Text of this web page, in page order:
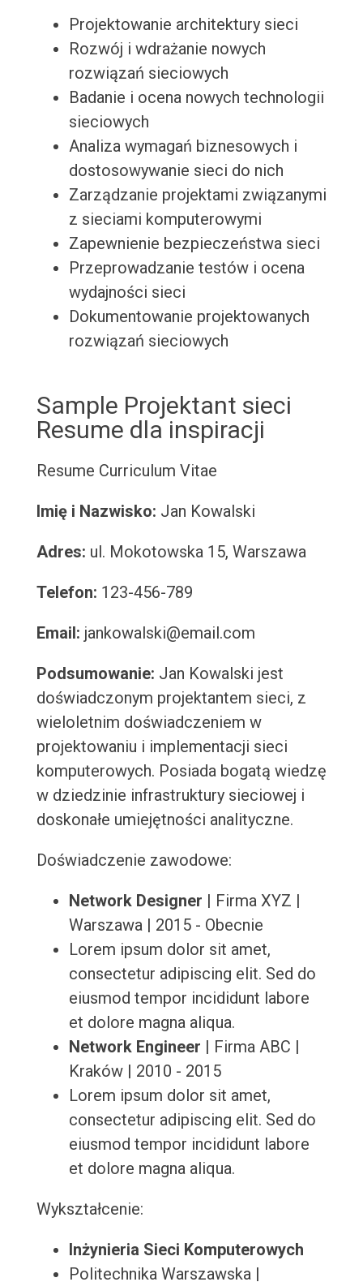
Projektowanie architektury sieci
Rozwój i wdrażanie nowych
rozwiązań sieciowych
Badanie i ocena nowych technologii
sieciowych
Analiza wymagań biznesowych i
dostosowywanie sieci do nich
Zarządzanie projektami związanymi
z sieciami komputerowymi
Zapewnienie bezpieczeństwa sieci
Przeprowadzanie testów i ocena
wydajności sieci
Dokumentowanie projektowanych
rozwiązań sieciowych
Sample Projektant sieci
Resume dla inspiracji
Resume Curriculum Vitae
Imię i Nazwisko: Jan Kowalski
Adres: ul. Mokotowska 15, Warszawa
Telefon: 123-456-789
Email: jankowalski@email.com
Podsumowanie: Jan Kowalski jest
doświadczonym projektantem sieci, z
wieloletnim doświadczeniem w
projektowaniu i implementacji sieci
komputerowych. Posiada bogatą wiedzę
w dziedzinie infrastruktury sieciowej i
doskonałe umiejętności analityczne.
Doświadczenie zawodowe:
Network Designer | Firma XYZ |
Warszawa | 2015 - Obecnie
Lorem ipsum dolor sit amet,
consectetur adipiscing elit. Sed do
eiusmod tempor incididunt labore
et dolore magna aliqua.
Network Engineer | Firma ABC |
Kraków | 2010 - 2015
Lorem ipsum dolor sit amet,
consectetur adipiscing elit. Sed do
eiusmod tempor incididunt labore
et dolore magna aliqua.
Wykształcenie:
Inżynieria Sieci Komputerowych
Politechnika Warszawska |